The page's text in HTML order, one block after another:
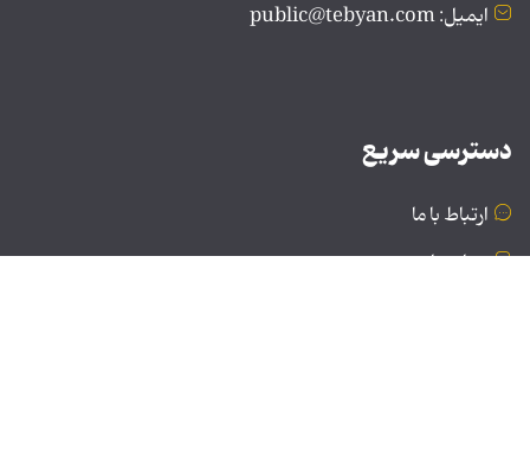
ایمیل: public@tebyan.com
دسترسی سریع
ارتباط با ما
درباره ما